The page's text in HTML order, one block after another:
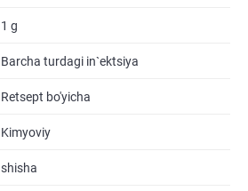
1 g
Barcha turdagi in`ektsiya
Retsept bo'yicha
Kimyoviy
shisha